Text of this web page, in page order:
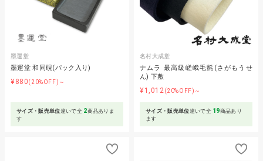
墨運堂
墨運堂 和同硯(パック入り)
¥880(20%OFF)～
サイズ・販売単位違いで全 2商品ありま
す
名村大成堂
ナムラ 最高級嵯峨毛氈(さがもうせ
ん) 下敷
¥1,012 (20%OFF)～
サイズ・販売単位違いで全 19商品あり
ます